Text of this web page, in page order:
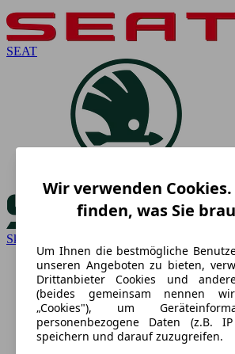
SEAT
Skoda
Wir verwenden
finden, was Sie
Um Ihnen die bestmögliche
unseren Angeboten zu bieten,
Drittanbieter Cookies und
(beides gemeinsam nennen
„Cookies"), um
personenbezogene Daten (z.B.
speichern und darauf zuzugreifen.